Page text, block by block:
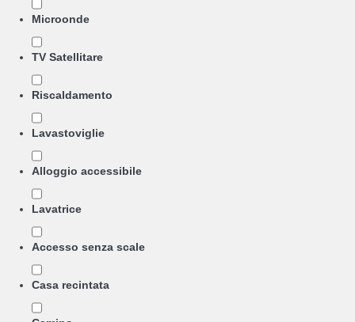
Microonde
TV Satellitare
Riscaldamento
Lavastoviglie
Alloggio accessibile
Lavatrice
Accesso senza scale
Casa recintata